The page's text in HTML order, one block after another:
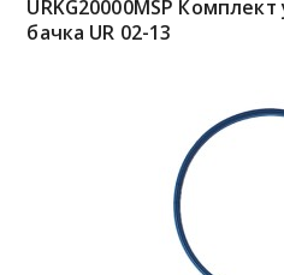
URKG20000MSP
бачка UR 02-13